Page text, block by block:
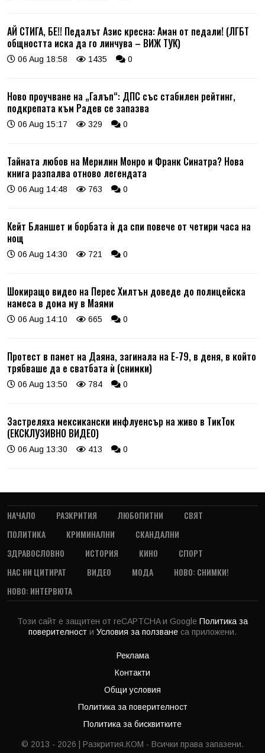
АЙ СТИГА, БЕ!! Педалът Азис кресна: Аман от педали! (ЛГБТ
общността иска да го линчува – ВИЖ ТУК)
06 Aug 18:58 1435 0
Ново проучване на „Галъп“: ДПС със стабилен рейтинг,
подкрепата към Радев се запазва
06 Aug 15:17 329 0
Тайната любов на Мерилин Монро и Франк Синатра? Нова
книга разпалва отново легендата
06 Aug 14:48 763 0
Кейт Бланшет и борбата ѝ да спи повече от четири часа на
нощ
06 Aug 14:30 721 0
Шокиращо видео на Перес Хилтън доведе до полицейска
намеса в дома му в Маями
06 Aug 14:10 665 0
Протест в памет на Даяна, загинала на Е-79, в деня, в който
трябваше да е сватбата ѝ (снимки)
06 Aug 13:50 784 0
Застреляха мексикански инфлуенсър на живо в ТикТок
(ЕКСКЛУЗИВНО ВИДЕО)
06 Aug 13:30 413 0
НАЧАЛО РАЗКРИТИЯ ЛЮБОПИТНИ
СВЯТ
ПОЛИТИКА
КРИМИНАЛНИ
СКАНДАЛНИ
ЗДРАВОСЛОВНО
ИСТОРИЯ КИНО
СПОРТ
НАС НИ ЦИТИРАТ
ВИДЕО МОДА
НОВО: СНИМКИ!
НОВО: ИНТЕРВЮТА
Този сайт е защитен от reCAPTCHA и Google Политика за
поверителност и Условия за ползване са приложени.
Реклама
Контакти
Общи условия
Политика за поверителност
Политика за бисквитките
© 2013 - 2026 | Разкрития.КОМ - Всички права запазени.